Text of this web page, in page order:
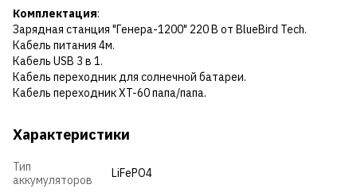
Комплектация:
Зарядная станция "Генера-1200" 220 В от BlueBird Tech.
Кабель питания 4м.
Кабель USB 3 в 1.
Кабель переходник для солнечной батареи.
Кабель переходник XT-60 папа/папа.
Характеристики
Тип
аккумуляторов
LiFePO4